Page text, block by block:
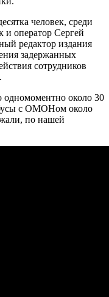
человек, среди
и оператор Сергей
редактор издания
задержанных
сотрудников
около 30
с ОМОНом около
по нашей